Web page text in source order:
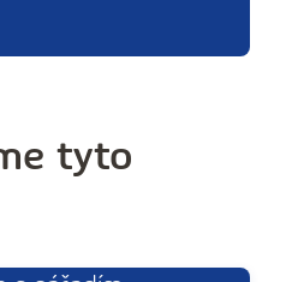
tyto